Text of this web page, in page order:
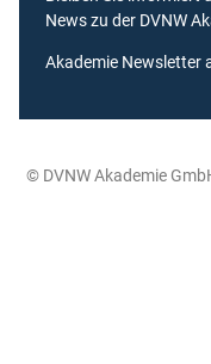
News zu der DVNW
Akademie Newsletter
© DVNW Akademie